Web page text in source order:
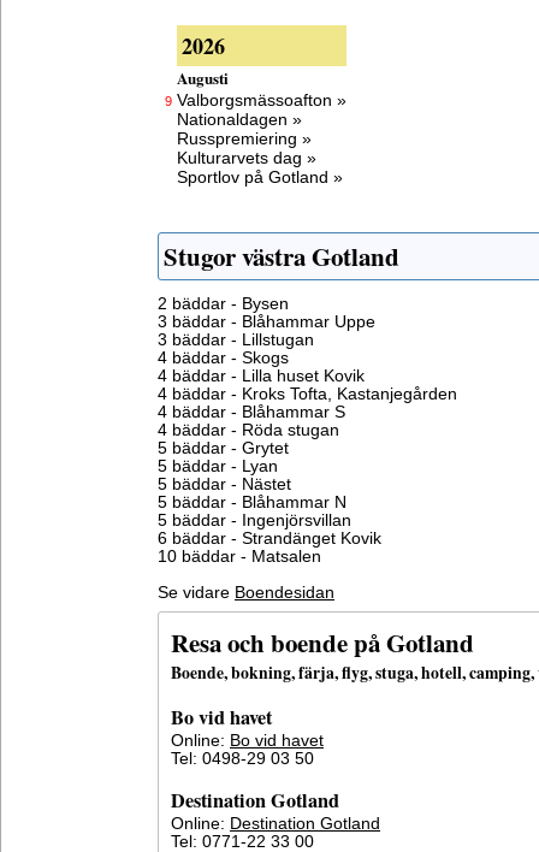
2026
Augusti
9 Valborgsmässoafton »
Nationaldagen »
Russpremiering »
Kulturarvets dag »
Sportlov på Gotland »
Stugor västra Gotland
2 bäddar - Bysen
3 bäddar - Blåhammar Uppe
3 bäddar - Lillstugan
4 bäddar - Skogs
4 bäddar - Lilla huset Kovik
4 bäddar - Kroks Tofta, Kastanjegården
4 bäddar - Blåhammar S
4 bäddar - Röda stugan
5 bäddar - Grytet
5 bäddar - Lyan
5 bäddar - Nästet
5 bäddar - Blåhammar N
5 bäddar - Ingenjörsvillan
6 bäddar - Strandänget Kovik
10 bäddar - Matsalen
Se vidare Boendesidan
Resa och boende på Gotland
Boende, bokning, färja, flyg, stuga, hotell,
Bo vid havet
Online: Bo vid havet
Tel: 0498-29 03 50
Destination Gotland
Online: Destination Gotland
Tel: 0771-22 33 00